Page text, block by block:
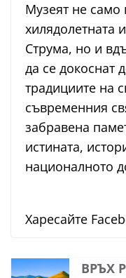
Музеят не само
хилядолетната
Струма, но и
да се докоснат
традициите на
съвременния
забравена
истината,
националното
Харесайте
ВРЪХ